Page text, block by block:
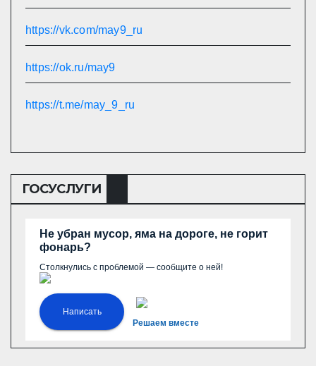
https://vk.com/may9_ru
https://ok.ru/may9
https://t.me/may_9_ru
ГОСУСЛУГИ
Не убран мусор, яма на дороге, не горит
фонарь?
Столкнулись с проблемой — сообщите о ней!
Написать
Решаем вместе